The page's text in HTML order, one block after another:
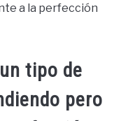
a la perfección
tipo de
pero